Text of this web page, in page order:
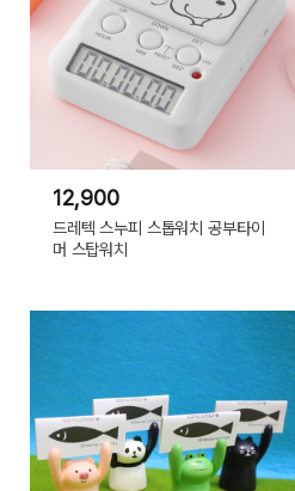
12,900
드레텍 스누피 스톱워치 공부타이
머 스탑워치